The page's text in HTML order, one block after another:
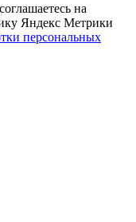
на
Яндекс Метрики
персональных